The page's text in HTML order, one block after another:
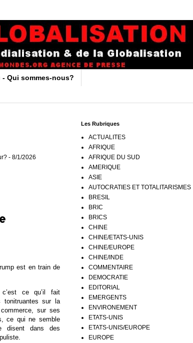
Qui sommes-nous?
- 8/1/2026
est en train de
ce qu’il fait
tonitruantes sur la
sur ses
ce qui ne semble
disent dans des
Les Rubriques
ACTUALITES
AFRIQUE
AFRIQUE DU SUD
AMERIQUE
ASIE
AUTOCRATIES ET TOTALITARISMES
BRESIL
BRIC
BRICS
CHINE
CHINE/ETATS-UNIS
CHINE/EUROPE
CHINE/INDE
COMMENTAIRE
DEMOCRATIE
EDITORIAL
EMERGENTS
ENVIRONEMENT
ETATS-UNIS
ETATS-UNIS/EUROPE
EUROPE